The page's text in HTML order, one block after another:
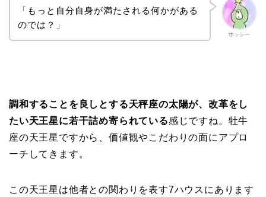
ホッシー
「もっと自分自身が満たされる何かがある
のでは？」
調和することを良しとする天秤座の太陽が、改革をし
たい天王星に若干詰め寄られている感じですね。牡牛
座の天王星ですから、価値観やこだわりの面にアプロ
ーチしてきます。
この天王星は他者との関わりを表す7ハウスにあります